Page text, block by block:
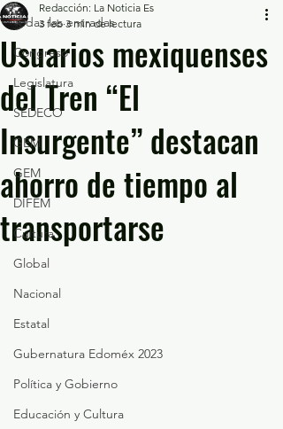
Todas las entradas
Congreso
Legislatura
SEDECO
GEM
GEM
DIFEM
Cultura
Global
Nacional
Estatal
Gubernatura Edoméx 2023
Política y Gobierno
Educación y Cultura
Usuarios mexiquenses
del Tren “El
Insurgente” destacan
ahorro de tiempo al
transportarse
Redacción: La Noticia Es
3 feb 3 min de lectura